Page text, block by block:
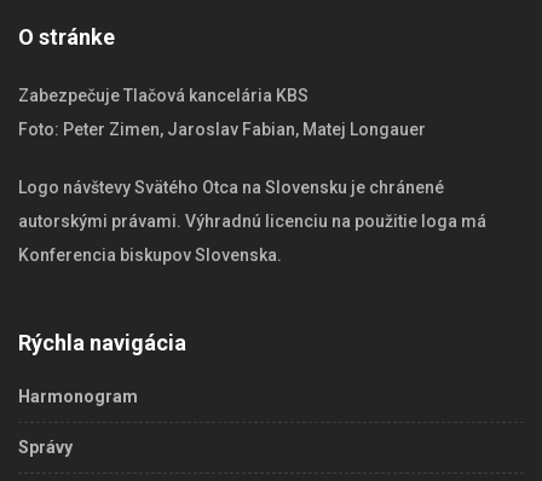
O stránke
Zabezpečuje Tlačová kancelária KBS
Foto: Peter Zimen, Jaroslav Fabian, Matej Longauer
Logo návštevy Svätého Otca na Slovensku je chránené
autorskými právami. Výhradnú licenciu na použitie loga má
Konferencia biskupov Slovenska.
Rýchla navigácia
Harmonogram
Správy